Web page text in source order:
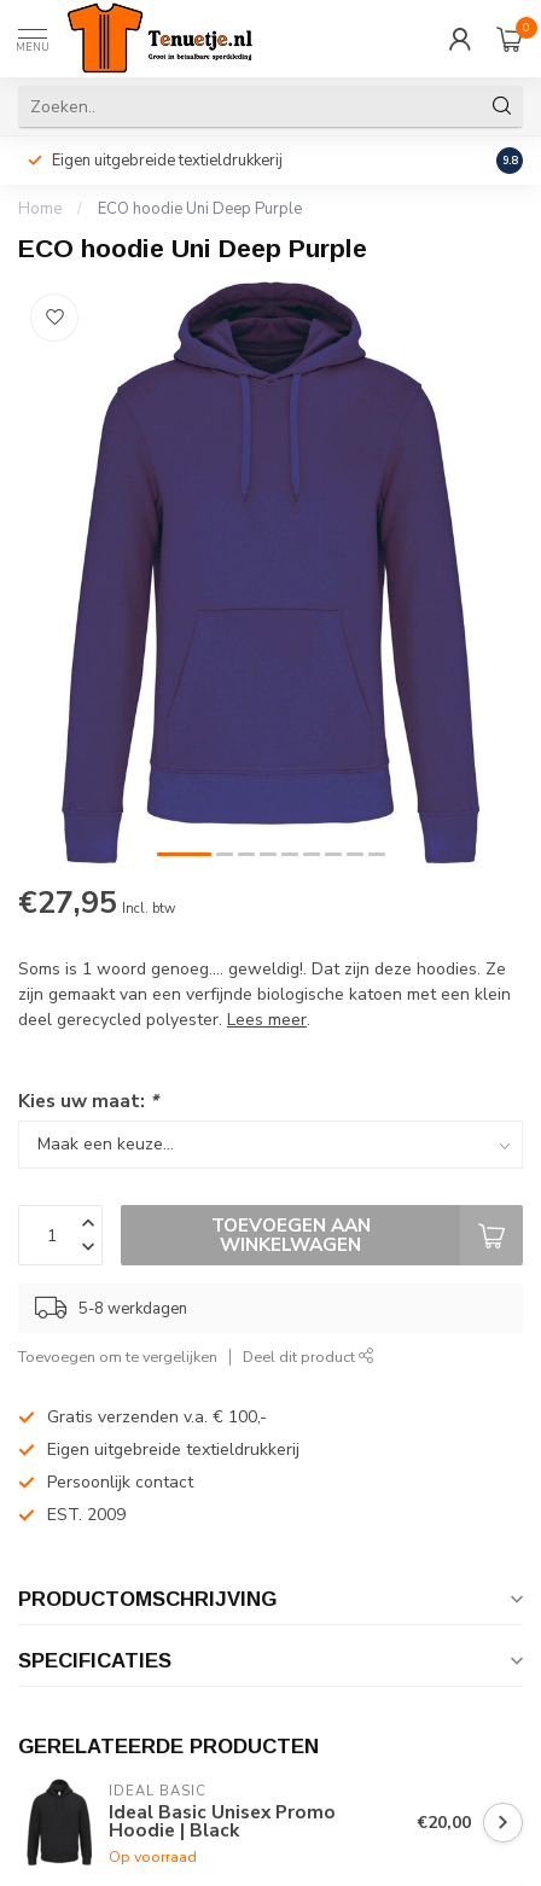
MENU
0
Eigen uitgebreide textieldrukkerij 9.8
Home / ECO hoodie Uni Deep Purple
ECO hoodie Uni Deep Purple
€27,95 Incl. btw
Soms is 1 woord genoeg.... geweldig!. Dat zijn deze hoodies. Ze
zijn gemaakt van een verfijnde biologische katoen met een klein
deel gerecycled polyester. Lees meer.
Kies uw maat: *
TOEVOEGEN AAN
WINKELWAGEN
5-8 werkdagen
Toevoegen om te vergelijken Deel dit product
Gratis verzenden v.a. € 100,-
Eigen uitgebreide textieldrukkerij
Persoonlijk contact
EST. 2009
PRODUCTOMSCHRIJVING
SPECIFICATIES
GERELATEERDE PRODUCTEN
IDEAL BASIC
Ideal Basic Unisex Promo
Hoodie | Black
Op voorraad
€20,00